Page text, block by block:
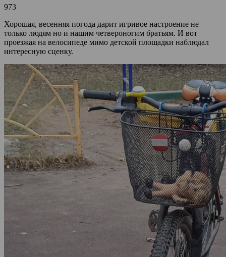
973
Хорошая, весенняя погода дарит игривое настроение не
только людям но и нашим четвероногим братьям. И вот
проезжая на велосипеде мимо детской площадки наблюдал
интересную сценку.